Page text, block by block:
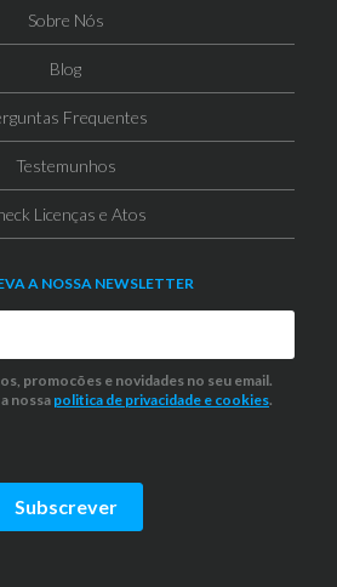
Sobre Nós
Blog
Frequentes
Testemunhos
Licenças e Atos
A NOSSA NEWSLETTER
promocões e novidades no seu email.
nossa politica de privacidade e cookies.
Subscrever